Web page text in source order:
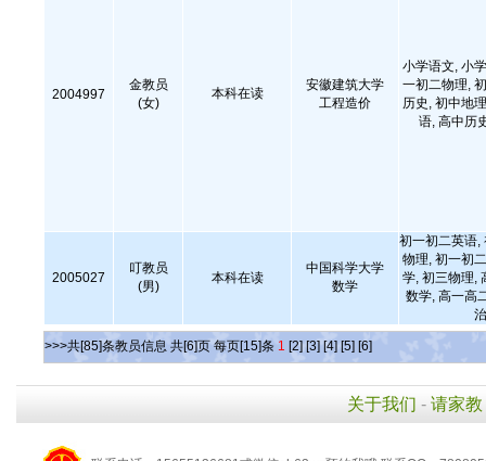
2004997
金教员
(女)
本科在读
安徽建筑大学
工程造价
小学语文, 小
一初二物理,
历史, 初中地
语, 高中历
2005027
叮教员
(男)
本科在读
中国科学大学
数学
初一初二英语,
物理, 初一初
学, 初三物理,
数学, 高一高
>>>共[85]条教员信息 共[6]页 每页[15]条 1 [2] [3] [4] [5] [6]
关于我们 - 请家教